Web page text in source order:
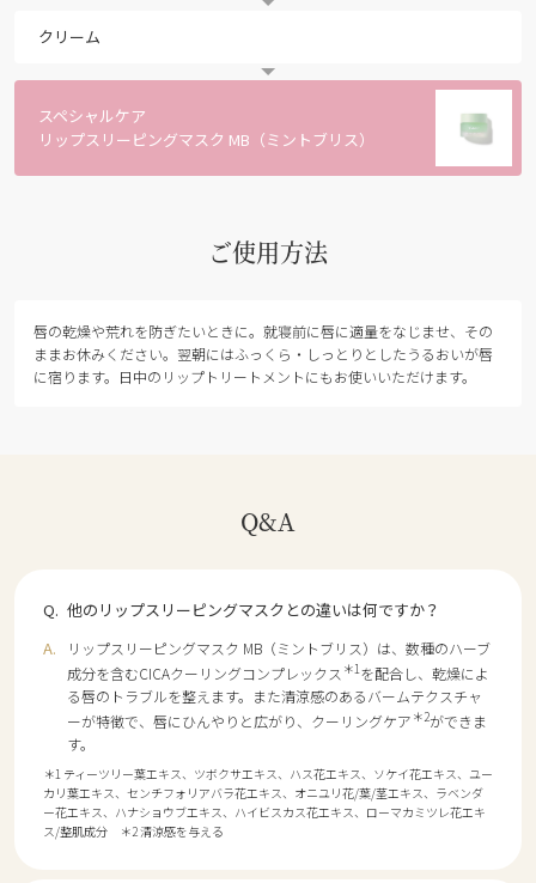
クリーム
スペシャルケア
リップスリーピングマスク MB（ミントブリス）
ご使用方法
唇の乾燥や荒れを防ぎたいときに。就寝前に唇に適量をなじませ、その
ままお休みください。翌朝にはふっくら・しっとりとしたうるおいが唇
に宿ります。日中のリップトリートメントにもお使いいただけます。
Q&A
他のリップスリーピングマスクとの違いは何ですか？
リップスリーピングマスク MB（ミントブリス）は、数種のハーブ
成分を含むCICAクーリングコンプレックス ＊1を配合し、乾燥によ
る唇のトラブルを整えます。また清涼感のあるバームテクスチャ
ーが特徴で、唇にひんやりと広がり、クーリングケア ＊2ができま
す。
＊1 ティーツリー葉エキス、ツボクサエキス、ハス花エキス、ソケイ花エキス、ユー
カリ葉エキス、センチフォリアバラ花エキス、オニユリ花/葉/茎エキス、ラベンダ
ー花エキス、ハナショウブエキス、ハイビスカス花エキス、ローマカミツレ花エキ
ス/整肌成分 ＊2 清涼感を与える